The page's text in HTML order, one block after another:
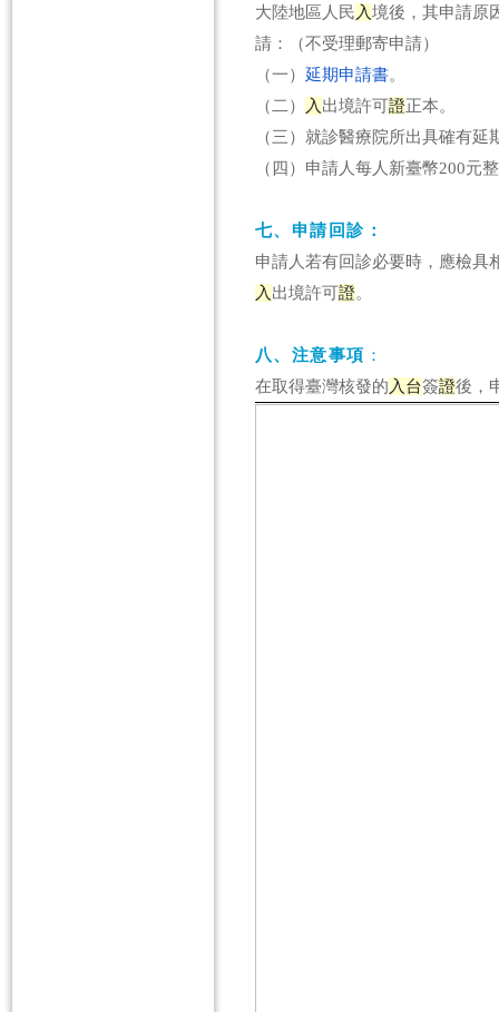
大陸地區人民 入境後，其申請原
請：（不受理郵寄申請）
（一） 延期申請書。
（二）
入 出境許可證正本。
（三）就診醫療院所出具確有延
（四）申請人每人新臺幣200元
七、申請回診：
申請人若有回診必要時，應檢具
入 出境許可證。
八、注意事項 ：
在取得臺灣核發的 入 台簽證後，